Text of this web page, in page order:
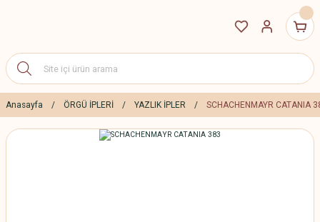
Anasayfa ÖRGÜ İPLERİ YAZLIK İPLER SCHACHENMAYR CATANIA